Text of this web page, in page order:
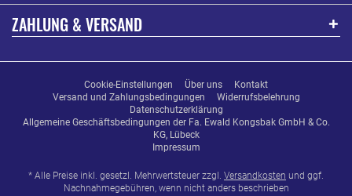
ZAHLUNG & VERSAND
Cookie-Einstellungen Über uns
Kontakt
Versand und Zahlungsbedingungen
Widerrufsbelehrung
Datenschutzerklärung
Allgemeine Geschäftsbedingungen der Fa. Ewald Kongsbak GmbH & Co.
KG, Lübeck
Impressum
* Alle Preise inkl. gesetzl. Mehrwertsteuer zzgl. Versandkosten und ggf.
Nachnahmegebühren, wenn nicht anders beschrieben